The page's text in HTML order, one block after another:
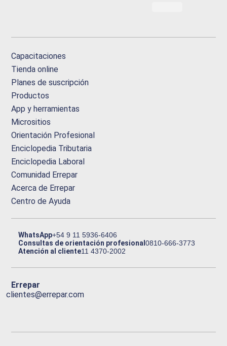
Capacitaciones
Tienda online
Planes de suscripción
Productos
App y herramientas
Micrositios
Orientación Profesional
Enciclopedia Tributaria
Enciclopedia Laboral
Comunidad Errepar
Acerca de Errepar
Centro de Ayuda
WhatsApp+54 9 11 5936-6406
Consultas de orientación profesional0810-666-3773
Atención al cliente11 4370-2002
Errepar
clientes@errepar.com